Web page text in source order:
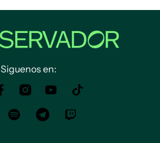
Siguenos en: